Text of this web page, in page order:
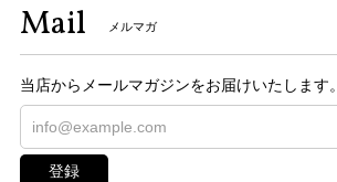
Mail メルマガ
当店からメールマガジンをお届けいたします。
登録